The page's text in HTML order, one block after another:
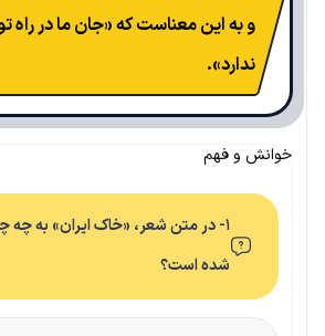
و به این معناست که «جان ما در راه
ندارد».
خوانش و فهم
۱- در متن شعر، «خاک ایران» به چه
شده است؟